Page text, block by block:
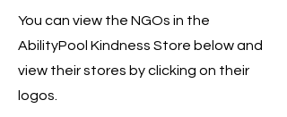
You can view the NGOs in the
AbilityPool Kindness Store below and
view their stores by clicking on their
logos.